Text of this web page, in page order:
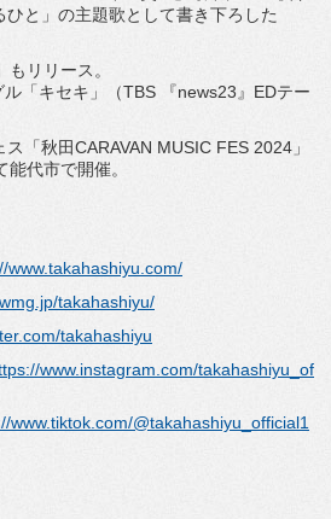
と」の主題歌として書き下ろした
リリース。
「キセキ」（TBS 『news23』EDテー
「秋田CARAVAN MUSIC FES 2024」
代市で開催。
www.takahashiyu.com/
takahashiyu/
takahashiyu
www.instagram.com/takahashiyu_of
www.tiktok.com/@takahashiyu_official1